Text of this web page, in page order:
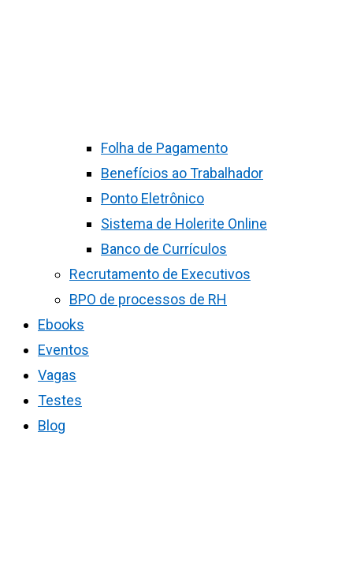
Folha de Pagamento
Benefícios ao Trabalhador
Ponto Eletrônico
Sistema de Holerite Online
Banco de Currículos
Recrutamento de Executivos
BPO de processos de RH
Ebooks
Eventos
Vagas
Testes
Blog